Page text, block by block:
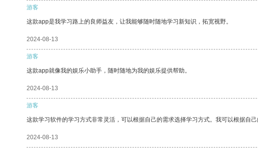
游客
这款app是我学习路上的良师益友，让我能够随时随地学习新知识，拓宽视野。
2024-08-13
游客
这款app就像我的娱乐小助手，随时随地为我的娱乐提供帮助。
2024-08-13
游客
这款学习软件的学习方式非常灵活，可以根据自己的需求选择学习方式。我可以根据自己
2024-08-13